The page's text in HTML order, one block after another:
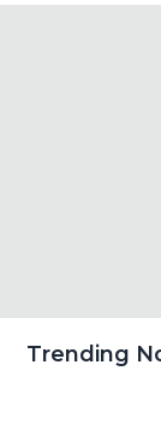
Trending